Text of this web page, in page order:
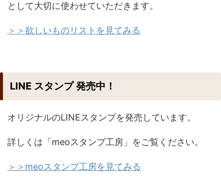
として大切に使わせていただきます。
＞＞欲しいものリストを見てみる
LINE スタンプ 発売中！
オリジナルのLINEスタンプを発売しています。
詳しくは「meoスタンプ工房」をご覧ください。
＞＞meoスタンプ工房を見てみる